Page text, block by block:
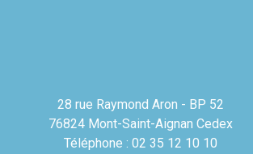
28 rue Raymond Aron - BP 52
76824 Mont-Saint-Aignan Cedex
Téléphone : 02 35 12 10 10